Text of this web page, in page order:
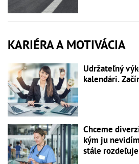
KARIÉRA A MOTIVÁCIA
Udržateľný
kalendári.
Chceme
kým ju
stále